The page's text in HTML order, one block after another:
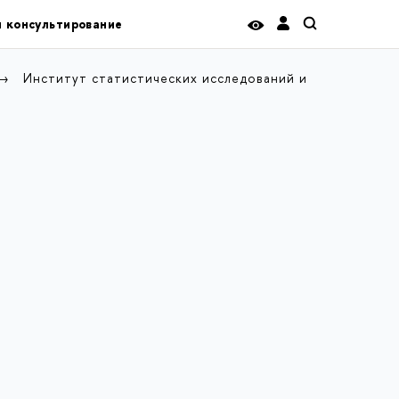
Институт статистических исследований и